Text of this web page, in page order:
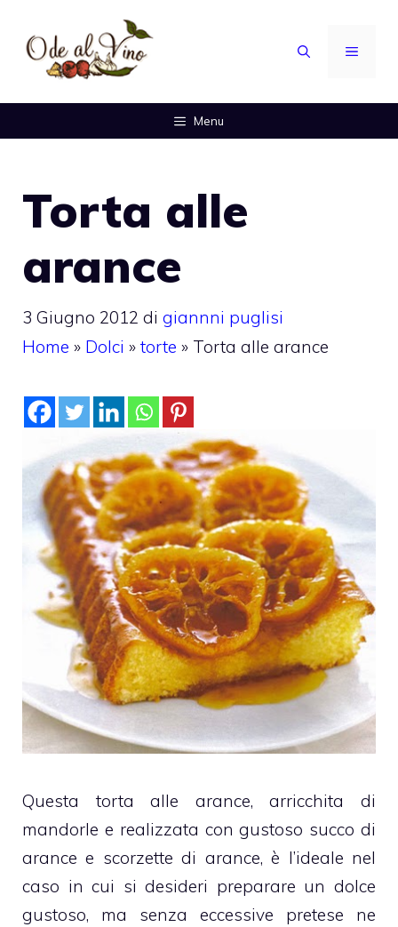
contenuto
MENU
Menu
Torta alle
arance
3 Giugno 2012 di giannni puglisi
Home » Dolci » torte » Torta alle arance
Questa torta alle arance, arricchita di
mandorle e realizzata con gustoso succo di
arance e scorzette di arance, è l’ideale nel
caso in cui si desideri preparare un dolce
gustoso, ma senza eccessive pretese ne